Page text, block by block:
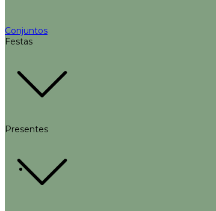
Conjuntos
Festas
Presentes